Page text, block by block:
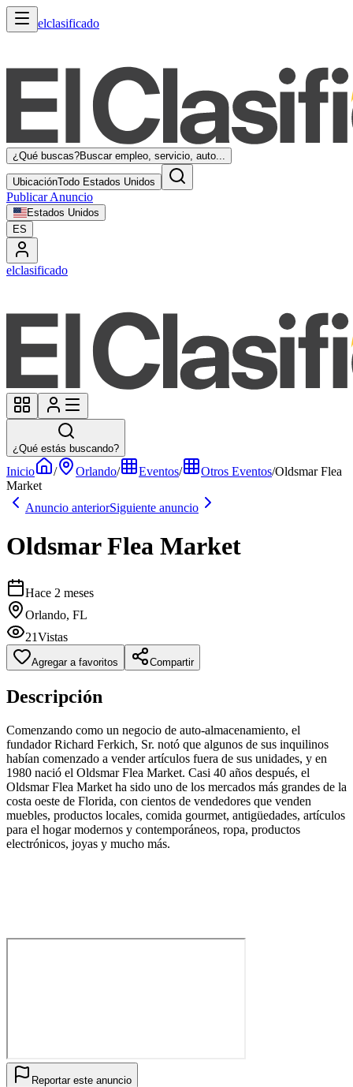
elclasificado
¿Qué buscas?Buscar empleo, servicio, auto...
UbicaciónTodo Estados Unidos
Publicar Anuncio
Estados Unidos
ES
elclasificado
¿Qué estás buscando?
Inicio / Orlando/ Eventos/ Otros Eventos/Oldsmar Flea
Market
Anuncio anteriorSiguiente anuncio
Oldsmar Flea Market
Hace 2 meses
Orlando, FL
21Vistas
Agregar a favoritos Compartir
Descripción
Comenzando como un negocio de auto-almacenamiento, el
fundador Richard Ferkich, Sr. notó que algunos de sus inquilinos
habían comenzado a vender artículos fuera de sus unidades, y en
1980 nació el Oldsmar Flea Market. Casi 40 años después, el
Oldsmar Flea Market ha sido uno de los mercados más grandes de la
costa oeste de Florida, con cientos de vendedores que venden
muebles, productos locales, comida gourmet, antigüedades, artículos
para el hogar modernos y contemporáneos, ropa, productos
electrónicos, joyas y mucho más.
Reportar este anuncio